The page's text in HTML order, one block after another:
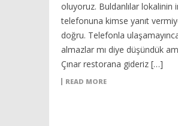
oluyoruz. Buldanlılar lokalinin
telefonuna kimse yanıt
doğru. Telefonla
almazlar mı diye düşündük
Çınar restorana gideriz […]
READ MORE